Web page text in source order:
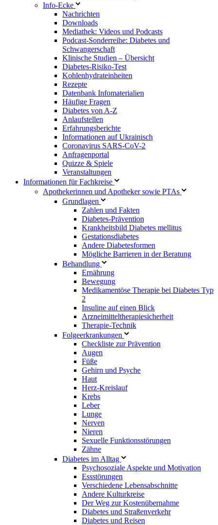
Info-Ecke
Nachrichten
Downloads
Mediathek: Videos und Podcasts
Podcast-Sonderreihe: Diabetes und
Schwangerschaft
Klinische Studien – Übersicht
Diabetes-Risiko-Test
Kohlenhydrateinheiten
Rezepte
Datenbank Infomaterialien
Häufige Fragen
Diabetes von A-Z
Anlaufstellen
Erfahrungsberichte
Informationen auf Ukrainisch
Coronavirus SARS-CoV-2
Anfragenportal
Quizze & Spiele
Veranstaltungen
Informationen für Fachkreise
Apothekerinnen und Apotheker sowie PTAs
Grundlagen
Zahlen und Fakten
Diabetes-Prävention
Krankheitsbild Diabetes mellitus
Gestationsdiabetes
Andere Diabetesformen
Mögliche Barrieren in der Beratung
Behandlung
Ernährung
Bewegung
Medikamentöse Therapie bei Diabetes Typ
2
Insuline auf einen Blick
Arzneimitteltherapie­sicherheit
Therapie-Technik
Fol­ge­er­kran­kun­gen
Checkliste zur Prävention
Augen
Füße
Gehirn und Psyche
Haut
Herz-Kreislauf
Krebs
Leber
Lunge
Nerven
Nieren
Sexuelle Funktionsstörungen
Zähne
Diabetes im Alltag
Psychosoziale Aspekte und Motivation
Essstörungen
Verschiedene Lebensabschnitte
Andere Kulturkreise
Der Weg zur Kostenübernahme
Diabetes und Straßenverkehr
Diabetes und Reisen